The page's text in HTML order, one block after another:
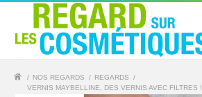
/ NOS REGARDS / REGARDS
/
VERNIS MAYBELLINE, DES VERNIS AVEC FILTRES !